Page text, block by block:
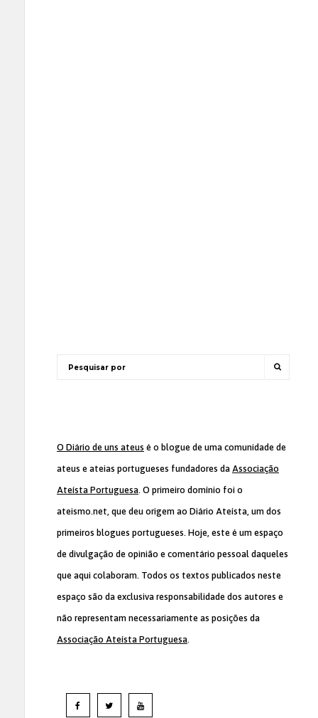
O Diário de uns ateus é o blogue de uma comunidade de
ateus e ateias portugueses fundadores da Associação
Ateísta Portuguesa. O primeiro domínio foi o
ateismo.net, que deu origem ao Diário Ateísta, um dos
primeiros blogues portugueses. Hoje, este é um espaço
de divulgação de opinião e comentário pessoal daqueles
que aqui colaboram. Todos os textos publicados neste
espaço são da exclusiva responsabilidade dos autores e
não representam necessariamente as posições da
Associação Ateísta Portuguesa.